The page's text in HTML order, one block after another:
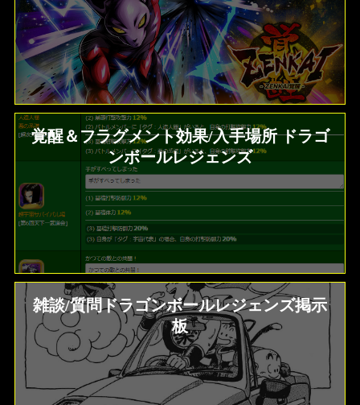
覚醒＆フラグメント効果/入手場所 ドラゴ
ンボールレジェンズ
雑談/質問ドラゴンボールレジェンズ掲示
板